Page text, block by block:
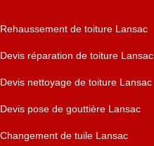
Rehaussement de toiture Lansac
Devis réparation de toiture Lansac
Devis nettoyage de toiture Lansac
Devis pose de gouttière Lansac
Changement de tuile Lansac